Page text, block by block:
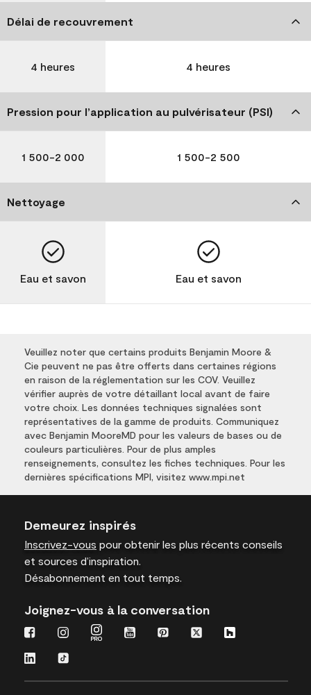
Délai de recouvrement
4 heures 4 heures
Pression pour l’application au pulvérisateur (PSI)
1 500-2 000 1 500-2 500
Nettoyage
Eau et savon Eau et savon
Veuillez noter que certains produits Benjamin Moore &
Cie peuvent ne pas être offerts dans certaines régions
en raison de la réglementation sur les COV. Veuillez
vérifier auprès de votre détaillant local avant de faire
votre choix. Les données techniques signalées sont
représentatives de la gamme de produits. Communiquez
avec Benjamin MooreMD pour les valeurs de bases ou de
couleurs particulières. Pour de plus amples
renseignements, consultez les fiches techniques. Pour les
dernières spécifications MPI, visitez www.mpi.net
Demeurez inspirés
Inscrivez-vous pour obtenir les plus récents conseils
et sources d’inspiration.
Désabonnement en tout temps.
Joignez-vous à la conversation